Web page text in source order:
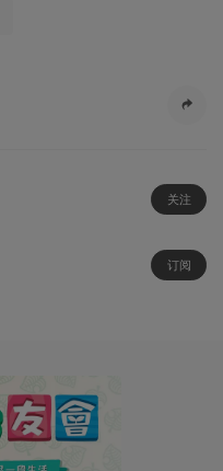
关注
订阅